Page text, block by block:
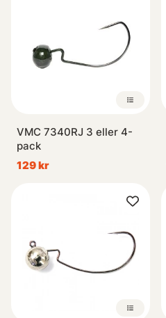
VMC 7340RJ 3 eller 4-
pack
129 kr